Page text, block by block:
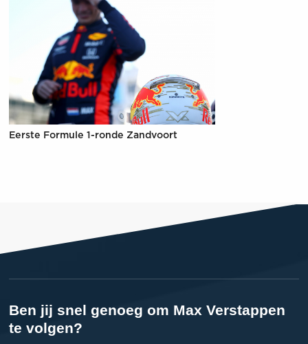
Eerste Formule 1-ronde Zandvoort
Ben jij snel genoeg om Max Verstappen
te volgen?